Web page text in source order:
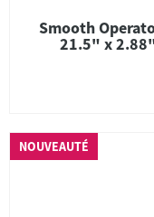
Smooth
21.5" x
NOUVEAUTÉ